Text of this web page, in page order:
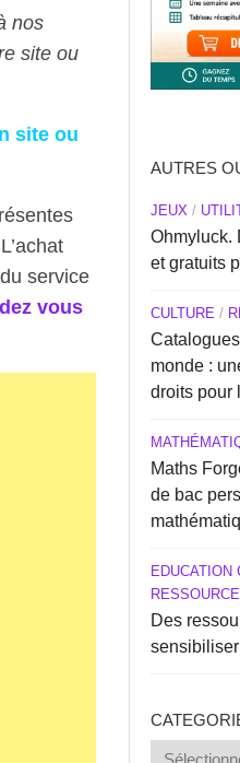
nos
site ou
site ou
service
vous
AUTRES
JEUX/
Ohmyluck.
et gratuits
CULTURE/
monde :
droits pour
Maths
de bac
EDUCATION
Des
Categories